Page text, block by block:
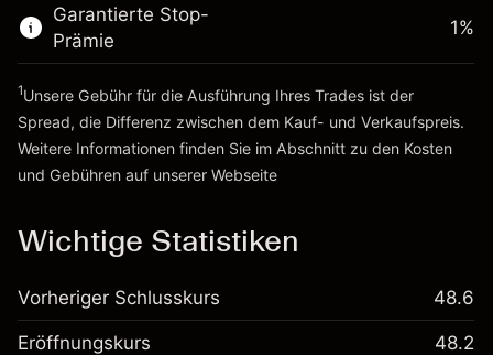
~SEK 5,000.00
Geld aus Hebelwirkung ~
Zur Plattform
Garantierte Stop-
Prämie
1%
1Unsere Gebühr für die Ausführung Ihres Trades ist der
Spread, die Differenz zwischen dem Kauf- und Verkaufspreis.
Weitere Informationen finden Sie im Abschnitt zu den Kosten
und Gebühren auf unserer Webseite
Wichtige Statistiken
Vorheriger Schlusskurs 48.6
Eröffnungskurs 48.2